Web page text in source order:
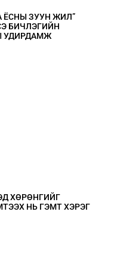
ЁСНЫ ЗУУН ЖИЛ”
БИЧЛЭГИЙН
УДИРДАМЖ
ХӨРӨНГИЙГ
НЬ ГЭМТ ХЭРЭГ